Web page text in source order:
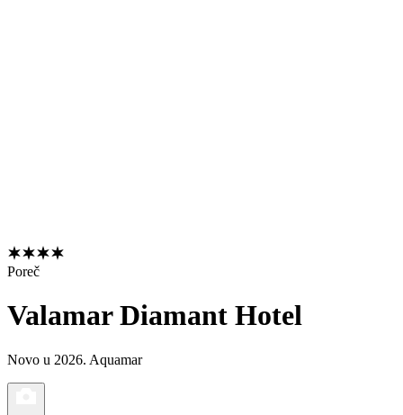
Poreč
Valamar Diamant Hotel
Novo u 2026. Aquamar